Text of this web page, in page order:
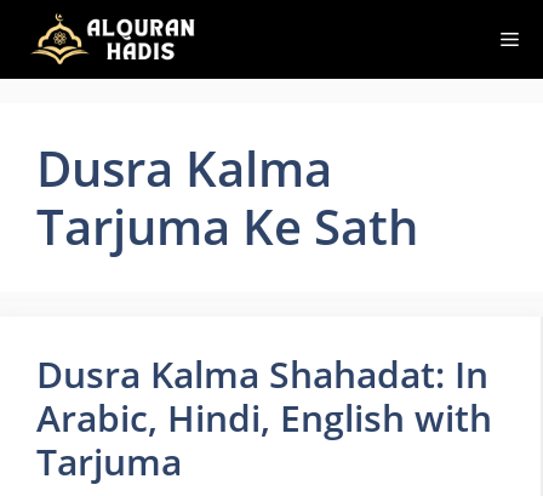
content
Dusra Kalma
Tarjuma Ke Sath
Dusra Kalma Shahadat: In
Arabic, Hindi, English with
Tarjuma